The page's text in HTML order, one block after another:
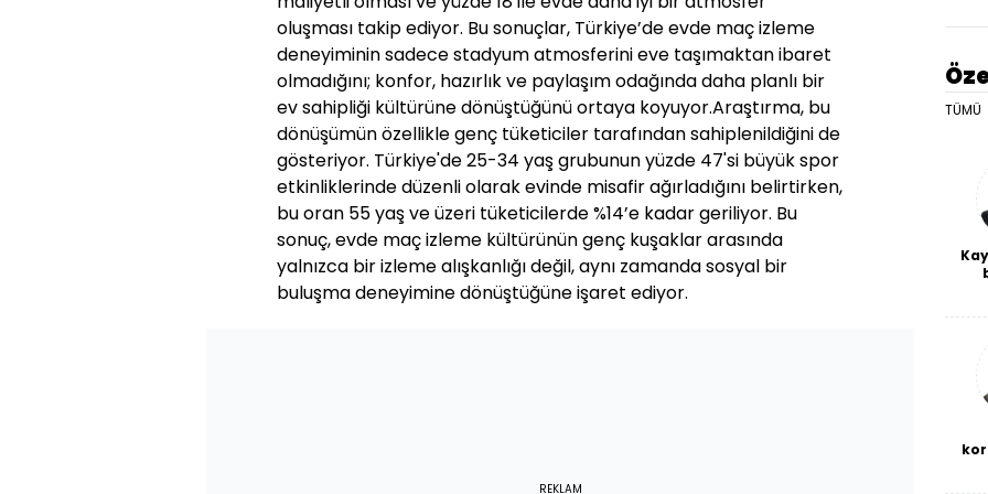
oluşması takip ediyor. Bu sonuçlar, Türkiye’de evde maç izleme
deneyiminin sadece stadyum atmosferini eve taşımaktan ibaret
olmadığını; konfor, hazırlık ve paylaşım odağında daha planlı bir
ev sahipliği kültürüne dönüştüğünü ortaya koyuyor.Araştırma, bu
dönüşümün özellikle genç tüketiciler tarafından sahiplenildiğini de
gösteriyor. Türkiye'de 25-34 yaş grubunun yüzde 47'si büyük spor
etkinliklerinde düzenli olarak evinde misafir ağırladığını belirtirken,
bu oran 55 yaş ve üzeri tüketicilerde %14’e kadar geriliyor. Bu
sonuç, evde maç izleme kültürünün genç kuşaklar arasında
yalnızca bir izleme alışkanlığı değil, aynı zamanda sosyal bir
buluşma deneyimine dönüştüğüne işaret ediyor.
REKLAM
TÜMÜ